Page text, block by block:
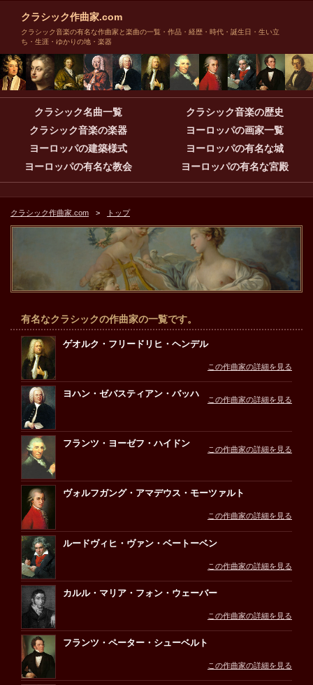
クラシック作曲家.com
クラシック音楽の有名な作曲家と楽曲の一覧・作品・経歴・時代・誕生日・生い立
ち・生涯・ゆかりの地・楽器
クラシック名曲一覧
クラシック音楽の歴史
クラシック音楽の楽器
ヨーロッパの画家一覧
ヨーロッパの建築様式
ヨーロッパの有名な城
ヨーロッパの有名な教会
ヨーロッパの有名な宮殿
クラシック作曲家.com トップ
有名なクラシックの作曲家の一覧です。
ゲオルク・フリードリヒ・ヘンデル
この作曲家の詳細を見る
ヨハン・ゼバスティアン・バッハ
この作曲家の詳細を見る
フランツ・ヨーゼフ・ハイドン
この作曲家の詳細を見る
ヴォルフガング・アマデウス・モーツァルト
この作曲家の詳細を見る
ルードヴィヒ・ヴァン・ベートーベン
この作曲家の詳細を見る
カルル・マリア・フォン・ウェーバー
この作曲家の詳細を見る
フランツ・ペーター・シューベルト
この作曲家の詳細を見る